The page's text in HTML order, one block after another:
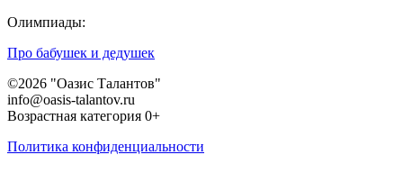
Олимпиады:
Про бабушек и дедушек
©2026 "Оазис Талантов"
info@oasis-talantov.ru
Возрастная категория 0+
Политика конфиденциальности